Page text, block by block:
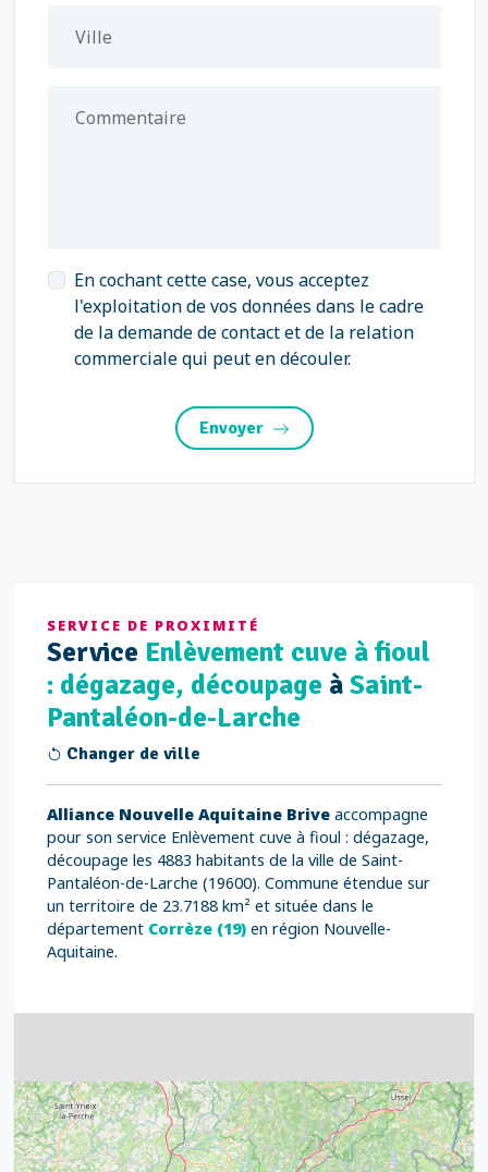
Ville
Commentaire
En cochant cette case, vous acceptez
l'exploitation de vos données dans le cadre
de la demande de contact et de la relation
commerciale qui peut en découler.
Envoyer
SERVICE DE PROXIMITÉ
Service Enlèvement cuve à fioul
: dégazage, découpage àSaint-
Pantaléon-de-Larche
Changer de ville
Alliance Nouvelle Aquitaine Brive accompagne
pour son service Enlèvement cuve à fioul : dégazage,
découpage les 4883 habitants de la ville de Saint-
Pantaléon-de-Larche (19600). Commune étendue sur
un territoire de 23.7188 km² et située dans le
département Corrèze (19) en région Nouvelle-
Aquitaine.
4